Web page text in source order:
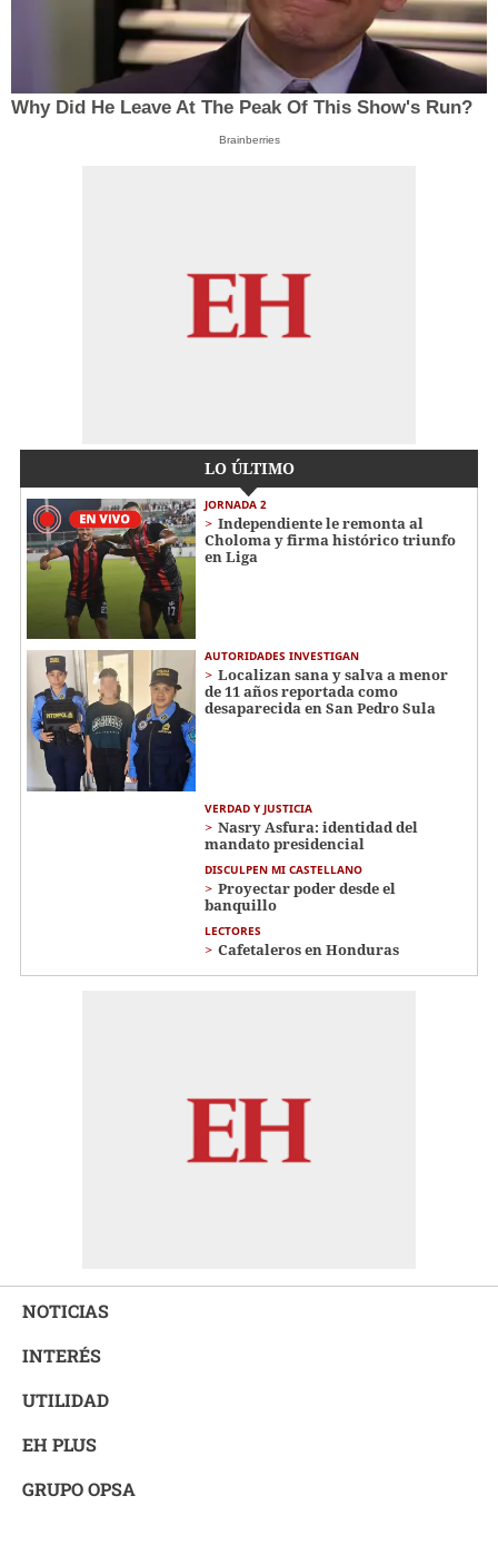
Why Did He Leave At The Peak Of This Show's Run?
Brainberries
LO ÚLTIMO
JORNADA 2
Independiente le remonta al
Choloma y firma histórico triunfo
en Liga
AUTORIDADES INVESTIGAN
Localizan sana y salva a menor
de 11 años reportada como
desaparecida en San Pedro Sula
VERDAD Y JUSTICIA
Nasry Asfura: identidad del
mandato presidencial
DISCULPEN MI CASTELLANO
Proyectar poder desde el
banquillo
LECTORES
Cafetaleros en Honduras
NOTICIAS
INTERÉS
UTILIDAD
EH PLUS
GRUPO OPSA